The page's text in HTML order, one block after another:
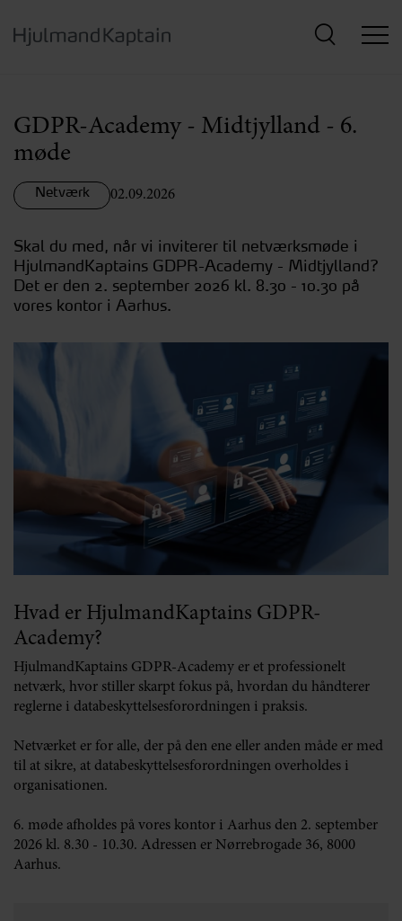
hovedindhold
GDPR-Academy - Midtjylland - 6.
møde
Netværk 02.09.2026
Skal du med, når vi inviterer til netværksmøde i
HjulmandKaptains GDPR-Academy - Midtjylland?
Det er den 2. september 2026 kl. 8.30 - 10.30 på
vores kontor i Aarhus.
Hvad er HjulmandKaptains GDPR-
Academy?
HjulmandKaptains GDPR-Academy er et professionelt
netværk, hvor stiller skarpt fokus på, hvordan du håndterer
reglerne i databeskyttelsesforordningen i praksis.
Netværket er for alle, der på den ene eller anden måde er med
til at sikre, at databeskyttelsesforordningen overholdes i
organisationen.
6. møde afholdes på vores kontor i Aarhus den 2. september
2026 kl. 8.30 - 10.30. Adressen er Nørrebrogade 36, 8000
Aarhus.